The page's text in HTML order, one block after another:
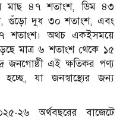
মাছ ৪৭ শতাংশ, ডিম ৪৩
গুঁড়ো দুধ ৩০ শতাংশ, এবং
শতাংশ। অথচ একইসময়ে
মাত্র ৬ শতাংশ থেকে ১৫
জনগোষ্ঠী এই ক্ষতিকর পণ্য
যা জনস্বাস্থ্যের জন্য
২৬ অর্থবছরের বাজেটে